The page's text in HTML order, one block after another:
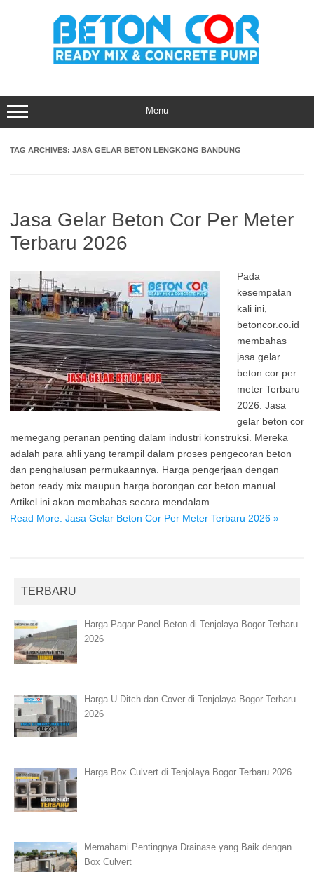
Menu
TAG ARCHIVES: JASA GELAR BETON LENGKONG BANDUNG
Jasa Gelar Beton Cor Per Meter
Terbaru 2026
Pada
kesempatan
kali ini,
betoncor.co.id
membahas
jasa gelar
beton cor per
meter Terbaru
2026. Jasa
gelar beton cor
memegang peranan penting dalam industri konstruksi. Mereka
adalah para ahli yang terampil dalam proses pengecoran beton
dan penghalusan permukaannya. Harga pengerjaan dengan
beton ready mix maupun harga borongan cor beton manual.
Artikel ini akan membahas secara mendalam…
Read More: Jasa Gelar Beton Cor Per Meter Terbaru 2026 »
TERBARU
Harga Pagar Panel Beton di Tenjolaya Bogor Terbaru
2026
Harga U Ditch dan Cover di Tenjolaya Bogor Terbaru
2026
Harga Box Culvert di Tenjolaya Bogor Terbaru 2026
Memahami Pentingnya Drainase yang Baik dengan
Box Culvert